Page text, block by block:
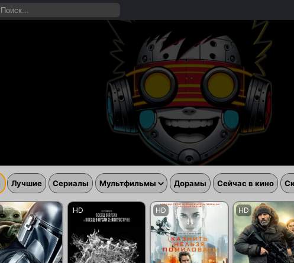
Лучшие Сериалы Мультфильмы Дорамы Сейчас в кино